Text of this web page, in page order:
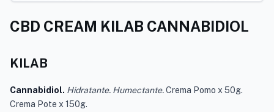
CBD CREAM KILAB CANNABIDIOL
KILAB
Cannabidiol. Hidratante. Humectante.Crema Pomo x 50g.
Crema Pote x 150g.